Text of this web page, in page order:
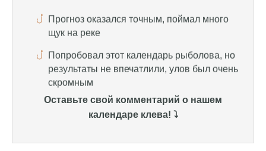
результаты не впечатлили, улов был очень
скромным
Спасибо за информацию! Рыбалка прошла
отлично, уловил карпа и налима
Уже второй раз пользуюсь этим прогнозом,
всегда помогает найти активных хищников
Сегодня благодаря прогнозу клева удалось
Оставьте свой комментарий о нашем
календаре клева! ⤵️